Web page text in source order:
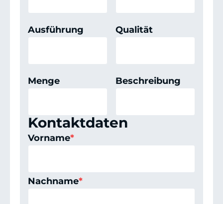
Ausführung Qualität
Menge Beschreibung
Kontaktdaten
Vorname*
Nachname*